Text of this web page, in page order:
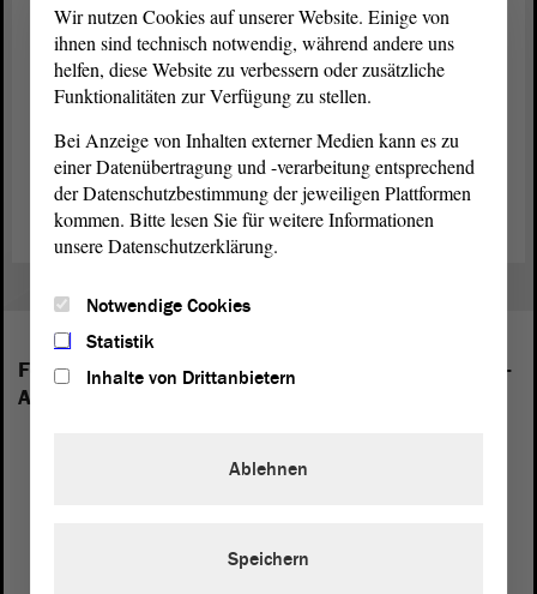
einerseits schon für Politik interessieren oder die andererseits einen
ersten Einblick in die Landespolitik gewinnen möchten.
Egal ob für Sozialkundelehrer, Streetworker, Seniorentreffs oder
ganz privat – die Bezugsmöglichkeiten sind vielfältig: Der neue
Landtagsfilm kann auf der Internetseite oder dem Youtube-Kanal
des Landtags angesehen oder auf der Internetseite des Landtags
heruntergeladen werden.
Folgende Fraktionen sind im Landtag von Sachsen-
Anhalt vertreten:
Wir nutzen Cookies auf unserer Website. Einige von
ihnen sind technisch notwendig, während andere uns
helfen, diese Website zu verbessern oder zusätzliche
Funktionalitäten zur Verfügung zu stellen.
Bei Anzeige von Inhalten externer Medien kann es zu
einer Datenübertragung und -verarbeitung entsprechend
der Datenschutzbestimmung der jeweiligen Plattformen
kommen. Bitte lesen Sie für weitere Informationen
unsere Datenschutzerklärung.
Notwendige Cookies
Statistik
Inhalte von Drittanbietern
Ablehnen
Speichern